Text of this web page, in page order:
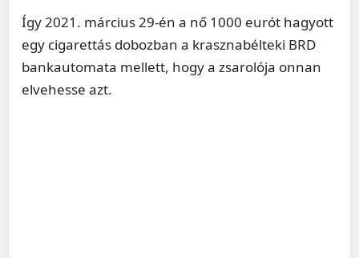
Így 2021. március 29-én a nő 1000 eurót hagyott
egy cigarettás dobozban a krasznabélteki BRD
bankautomata mellett, hogy a zsarolója onnan
elvehesse azt.